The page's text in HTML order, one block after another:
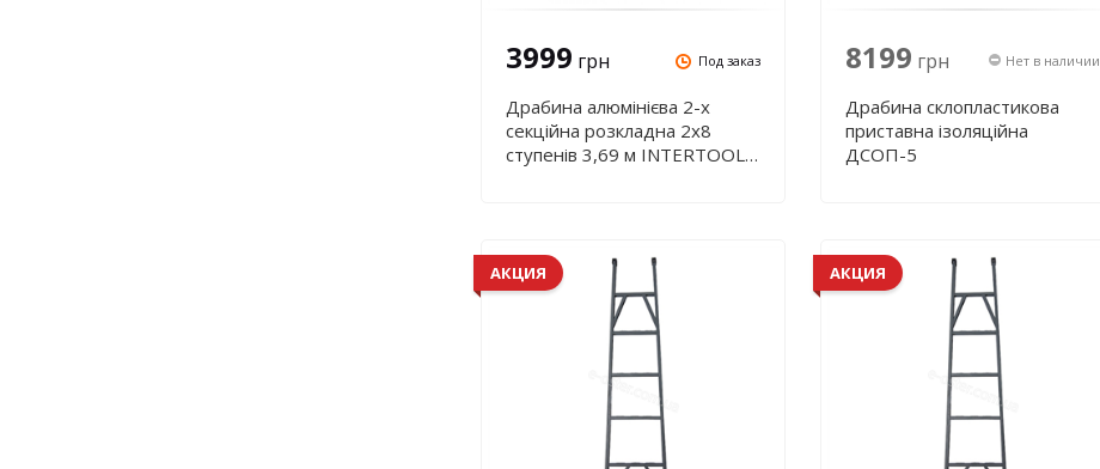
3999 грн Под заказ
Драбина алюмінієва 2-х
секційна розкладна 2х8
ступенів 3,69 м INTERTOOL
8199 грн Нет в наличии
Драбина склопластикова
приставна ізоляційна
ДСОП-5
АКЦИЯ АКЦИЯ